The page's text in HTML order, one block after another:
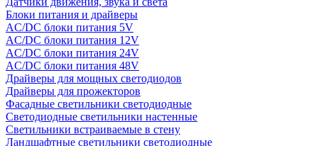
Блоки питания и драйверы
AC/DC блоки питания 5V
AC/DC блоки питания 12V
AC/DC блоки питания 24V
AC/DC блоки питания 48V
Драйверы для мощных светодиодов
Драйверы для прожекторов
Фасадные светильники светодиодные
Светодиодные светильники настенные
Светильники встраиваемые в стену
Ландшафтные светильники светодиодные